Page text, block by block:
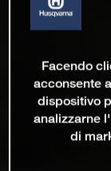
Facendo
acconsente
dispositivo
analizzarne
di